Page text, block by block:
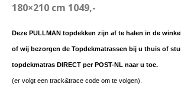
180×210 cm 1049,-
Deze PULLMAN topdekken zijn af te halen in de
of wij bezorgen de Topdekmatrassen bij u thuis of
topdekmatras DIRECT per POST-NL naar u toe.
(er volgt een track&trace code om te volgen).